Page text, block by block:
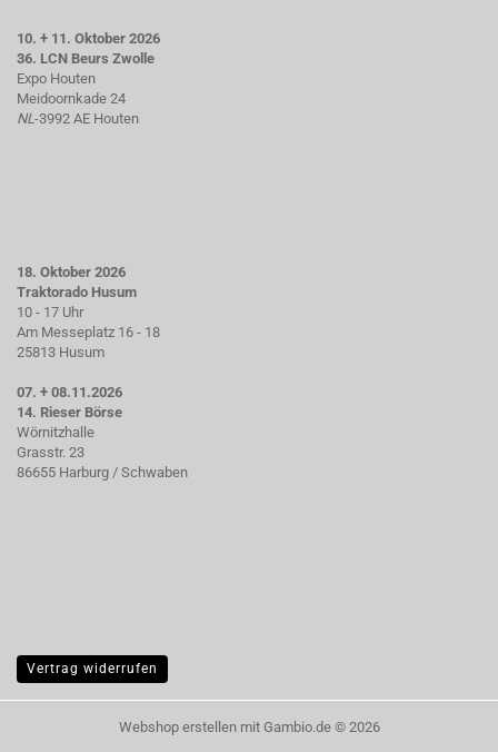
10. + 11. Oktober 2026
36. LCN Beurs Zwolle
Expo Houten
Meidoornkade 24
NL-3992 AE Houten
18. Oktober 2026
Traktorado Husum
10 - 17 Uhr
Am Messeplatz 16 - 18
25813 Husum
07. + 08.11.2026
14. Rieser Börse
Wörnitzhalle
Grasstr. 23
86655 Harburg / Schwaben
Vertrag widerrufen
Webshop erstellenmit Gambio.de © 2026